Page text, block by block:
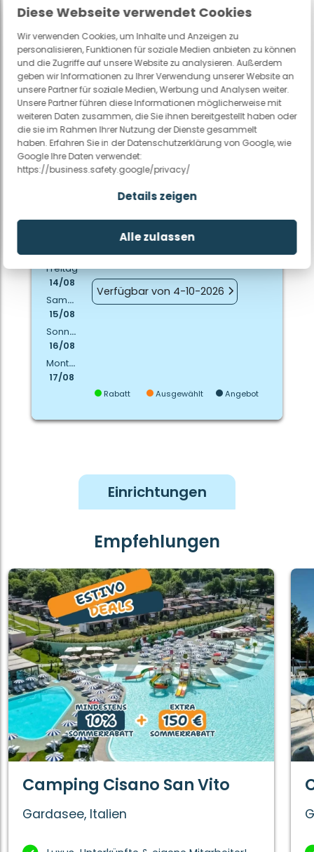
Diese Webseite verwendet Cookies
Wir verwenden Cookies, um Inhalte und Anzeigen zu
personalisieren, Funktionen für soziale Medien anbieten zu können
und die Zugriffe auf unsere Website zu analysieren. Außerdem
geben wir Informationen zu Ihrer Verwendung unserer Website an
unsere Partner für soziale Medien, Werbung und Analysen weiter.
Unsere Partner führen diese Informationen möglicherweise mit
weiteren Daten zusammen, die Sie ihnen bereitgestellt haben oder
die sie im Rahmen Ihrer Nutzung der Dienste gesammelt
haben. Erfahren Sie in der Datenschutzerklärung von Google, wie
Google Ihre Daten verwendet:
https://business.safety.google/privacy/
Details zeigen
Alle zulassen
Weitere Infos
Woche früher
Weniger
Nächte
Woche später
Mehr Nächte
6 Nächte
Dienstag
12/08
Freitag
14/08
Samstag
15/08
Sonntag
16/08
Montag
17/08
Keine Verfügbarkeit gefunden
Verfügbar von 4-10-2026
Rabatt Ausgewählt Angebot
Einrichtungen
Empfehlungen
Camping Cisano San Vito
Gardasee, Italien